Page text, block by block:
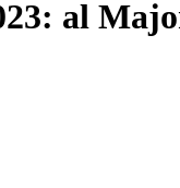
al